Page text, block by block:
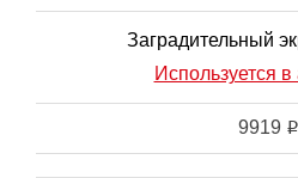
Заградительный
Используется в
9919 i